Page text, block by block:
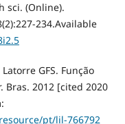
sci. (Online).
234.Available
GFS. Função
Bras. 2012 [cited 2020
pt/lil-766792